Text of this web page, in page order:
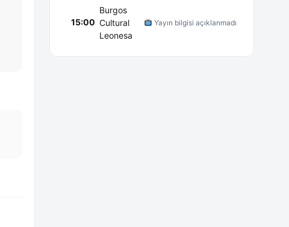
15:00
Burgos
Cultural
Leonesa
Yayın bilgisi açıklanmadı